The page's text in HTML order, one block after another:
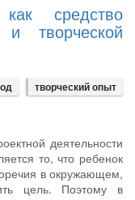
как средство
и творческой
творческий опыт
деятельности
то, что ребенок
в окружающем,
цель. Поэтому в